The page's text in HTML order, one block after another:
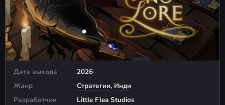
Дата выхода
2026
Жанр
Стратегии, Инди
Разработчик
Little Flea Studios